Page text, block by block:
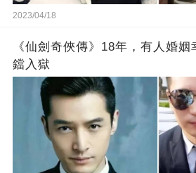
2023/04/18
《仙劍奇俠傳》18年，有人婚
鐺入獄